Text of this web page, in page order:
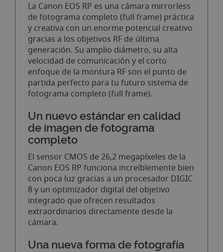
La Canon EOS RP es una cámara mirrorless
de fotograma completo (full frame) práctica
y creativa con un enorme potencial creativo
gracias a los objetivos RF de última
generación. Su amplio diámetro, su alta
velocidad de comunicación y el corto
enfoque de la montura RF son el punto de
partida perfecto para tu futuro sistema de
fotograma completo (full frame).
Un nuevo estándar en calidad
de imagen de fotograma
completo
El sensor CMOS de 26,2 megapíxeles de la
Canon EOS RP funciona increíblemente bien
con poca luz gracias a un procesador DIGIC
8 y un optimizador digital del objetivo
integrado que ofrecen resultados
extraordinarios directamente desde la
cámara.
Una nueva forma de fotografía